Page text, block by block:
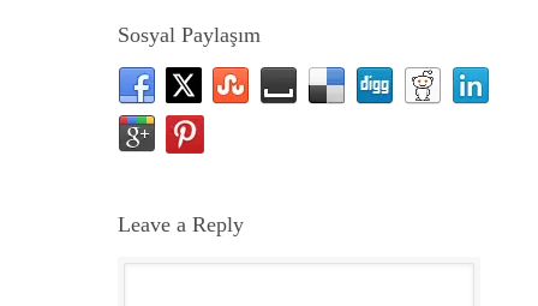
Sosyal Paylaşım
Leave a Reply